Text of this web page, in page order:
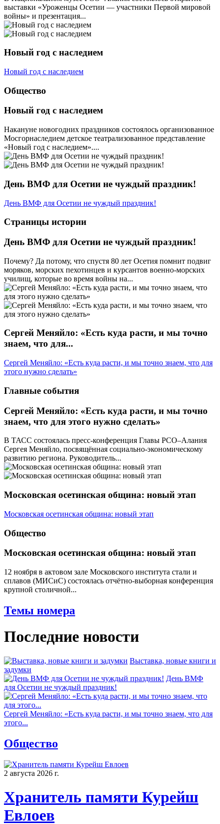
выставки «Уроженцы Осетии — участники Первой мировой
войны» и презентация...
Новый год с наследием
Новый год с наследием
Общество
Новый год с наследием
Накануне новогодних праздников состоялось организованное
Мосгорнаследием детское театрализованное представление
«Новый год с наследием»....
День ВМФ для Осетии не чуждый праздник!
День ВМФ для Осетии не чуждый праздник!
Страницы истории
День ВМФ для Осетии не чуждый праздник!
Почему? Да потому, что спустя 80 лет Осетия помнит подвиг
моряков, морских пехотинцев и курсантов военно-морских
училищ, которые во время войны на...
Сергей Меняйло: «Есть куда расти, и мы точно
знаем, что для...
Сергей Меняйло: «Есть куда расти, и мы точно знаем, что для
этого нужно сделать»
Главные события
Сергей Меняйло: «Есть куда расти, и мы точно
знаем, что для этого нужно сделать»
В ТАСС состоялась пресс-конференция Главы РСО–Алания
Сергея Меняйло, посвящённая социально-экономическому
развитию региона. Руководитель...
Московская осетинская община: новый этап
Московская осетинская община: новый этап
Общество
Московская осетинская община: новый этап
12 ноября в актовом зале Московского института стали и
сплавов (МИСиС) состоялась отчётно-выборная конференция
крупной столичной...
Темы номера
Последние новости
Выставка, новые книги и
задумки
День ВМФ
для Осетии не чуждый праздник!
Сергей Меняйло: «Есть куда расти, и мы точно знаем, что для
этого...
Общество
2 августа 2026 г.
Хранитель памяти Курейш
Евлоев